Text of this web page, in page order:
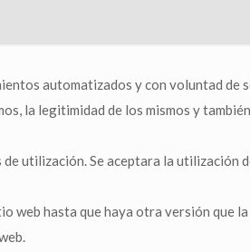
automatizados y con voluntad de
la legitimidad de los mismos y
utilización. Se aceptara la utilización
web hasta que haya otra versión que